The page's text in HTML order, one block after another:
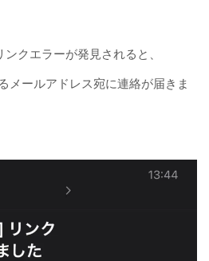
クエラーが発見されると、
メールアドレス宛に連絡が届きま